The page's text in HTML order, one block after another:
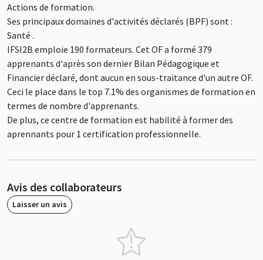
Actions de formation.
Ses principaux domaines d'activités déclarés (BPF) sont :
Santé .
IFSI2B emploie 190 formateurs. Cet OF a formé 379
apprenants d'après son dernier Bilan Pédagogique et
Financier déclaré, dont aucun en sous-traitance d'un autre OF.
Ceci le place dans le top 7.1% des organismes de formation en
termes de nombre d'apprenants.
De plus, ce centre de formation est habilité à former des
aprennants pour 1 certification professionnelle.
Avis des collaborateurs
Laisser un avis